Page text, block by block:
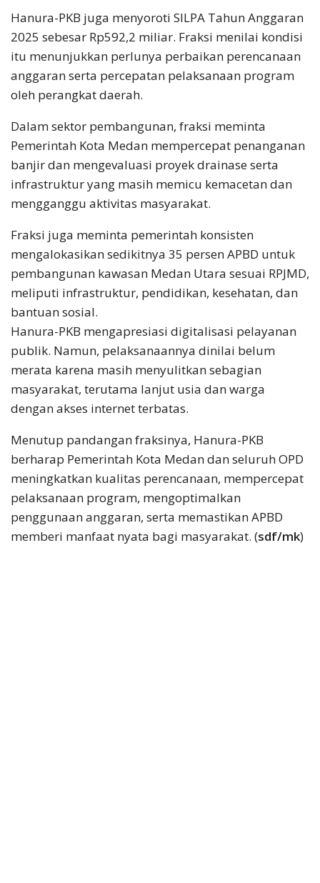
Hanura-PKB juga menyoroti SILPA Tahun Anggaran
2025 sebesar Rp592,2 miliar. Fraksi menilai kondisi
itu menunjukkan perlunya perbaikan perencanaan
anggaran serta percepatan pelaksanaan program
oleh perangkat daerah.
Dalam sektor pembangunan, fraksi meminta
Pemerintah Kota Medan mempercepat penanganan
banjir dan mengevaluasi proyek drainase serta
infrastruktur yang masih memicu kemacetan dan
mengganggu aktivitas masyarakat.
Fraksi juga meminta pemerintah konsisten
mengalokasikan sedikitnya 35 persen APBD untuk
pembangunan kawasan Medan Utara sesuai RPJMD,
meliputi infrastruktur, pendidikan, kesehatan, dan
bantuan sosial.
Hanura-PKB mengapresiasi digitalisasi pelayanan
publik. Namun, pelaksanaannya dinilai belum
merata karena masih menyulitkan sebagian
masyarakat, terutama lanjut usia dan warga
dengan akses internet terbatas.
Menutup pandangan fraksinya, Hanura-PKB
berharap Pemerintah Kota Medan dan seluruh OPD
meningkatkan kualitas perencanaan, mempercepat
pelaksanaan program, mengoptimalkan
penggunaan anggaran, serta memastikan APBD
memberi manfaat nyata bagi masyarakat. (sdf/mk)